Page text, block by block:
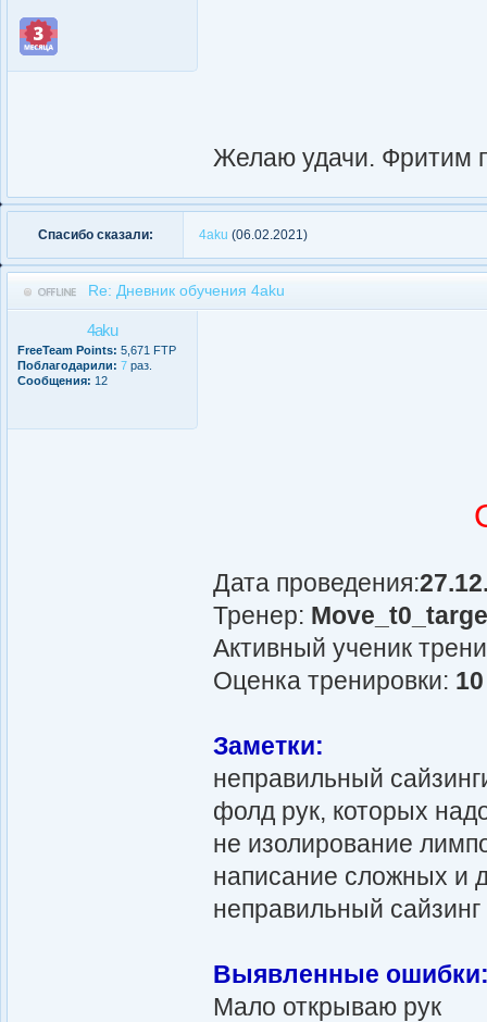
Желаю удачи. Фритим
Спасибо сказали: 4aku (06.02.2021)
Re: Дневник обучения 4aku
4aku
FreeTeam Points: 5,671 FTP
Поблагодарили: 7 раз.
Сообщения: 12
Дата проведения:
Тренер:
Активный ученик
Оценка тренировки:
Заметки:
неправильный
фолд рук, которых
не изолирование
написание сложных и
неправильный
Выявленные
Мало открываю рук